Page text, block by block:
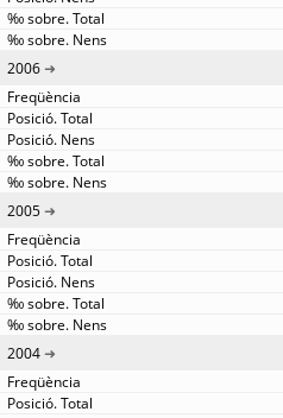
2006
2005
2004